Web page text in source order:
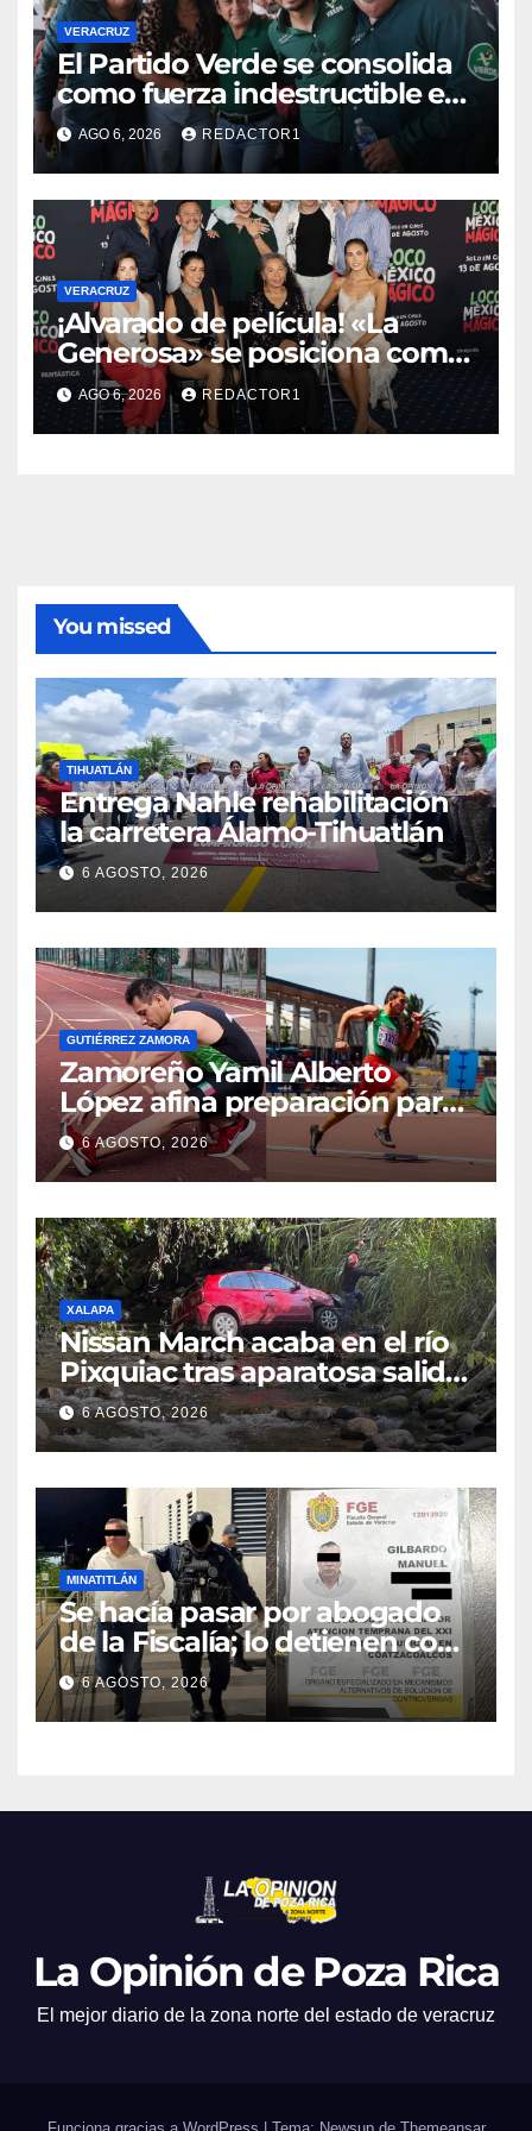
VERACRUZ
​El Partido Verde se consolida
como fuerza indestructible en
la zona norte de Veracruz
AGO 6, 2026 REDACTOR1
VERACRUZ
¡Alvarado de película! «La
Generosa» se posiciona como
escenario ideal para
producciones de cine y
televisión
AGO 6, 2026 REDACTOR1
You missed
TIHUATLÁN
Entrega Nahle rehabilitación
la carretera Álamo-Tihuatlán
6 AGOSTO, 2026
GUTIÉRREZ ZAMORA
Zamoreño Yamil Alberto
López afina preparación para
participar en el Mundial
Máster de Atletismo en Corea
del Sur
6 AGOSTO, 2026
XALAPA
Nissan March acaba en el río
Pixquiac tras aparatosa salida
de camino en la carretera
Briones
6 AGOSTO, 2026
MINATITLÁN
Se hacía pasar por abogado
de la Fiscalía; lo detienen con
camioneta robada en
Minatitlán
6 AGOSTO, 2026
La Opinión de Poza Rica
El mejor diario de la zona norte del estado de veracruz